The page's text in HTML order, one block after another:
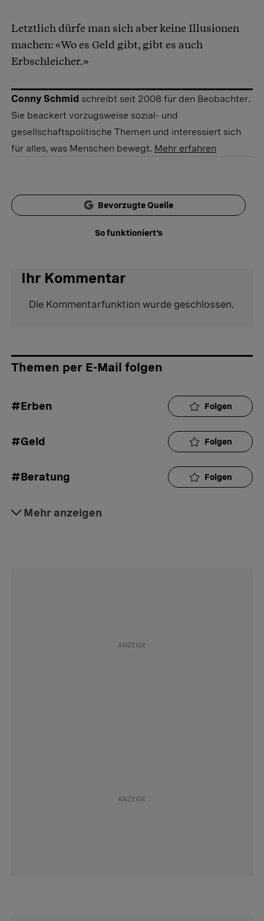
Letztlich dürfe man sich aber keine Illusionen
machen: «Wo es Geld gibt, gibt es auch
Erbschleicher.»
Conny Schmid schreibt seit 2008 für den Beobachter.
Sie beackert vorzugsweise sozial- und
gesellschaftspolitische Themen und interessiert sich
für alles, was Menschen bewegt. Mehr erfahren
Bevorzugte Quelle
So funktioniert's
Ihr Kommentar
Die Kommentarfunktion wurde geschlossen.
Themen per E-Mail folgen
#Erben Folgen
#Geld Folgen
#Beratung Folgen
Mehr anzeigen
#Politik